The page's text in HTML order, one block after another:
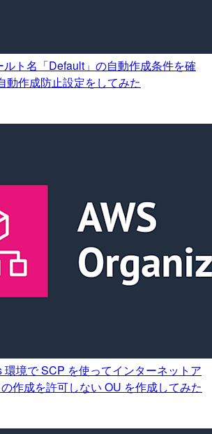
ト名「Default」の自動作成条件を確
動作成防止設定をしてみた
環境で SCP を使ってインターネットア
作成を許可しない OU を作成してみた